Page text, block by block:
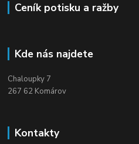
Ceník potisku a ražby
Kde nás najdete
Chaloupky 7
267 62 Komárov
Kontakty